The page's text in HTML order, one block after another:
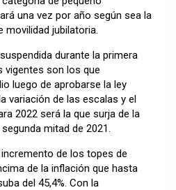
una vez por año según sea la
movilidad jubilatoria.
durante la primera
vigentes son los que
luego de aprobarse la ley
variación de las escalas y el
2022 será la que surja de la
mitad de 2021.
de los topes de
de la inflación que hasta
del 45,4%. Con la